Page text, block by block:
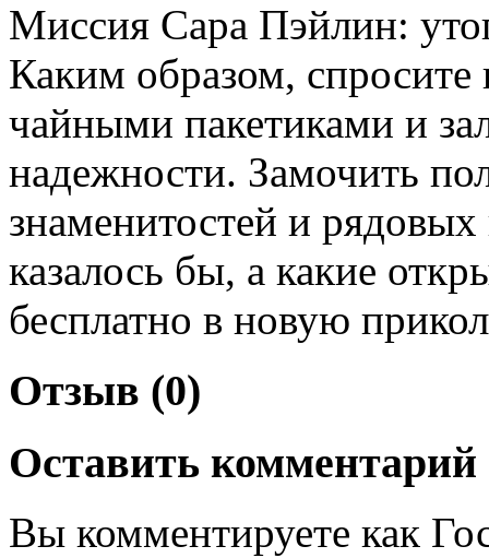
Миссия Сара Пэйлин:
Каким образом, спросите
чайными пакетиками и
надежности. Замочить
знаменитостей и
казалось бы, а какие
бесплатно в новую
Отзыв (0)
Оставить комментарий
Вы комментируете как